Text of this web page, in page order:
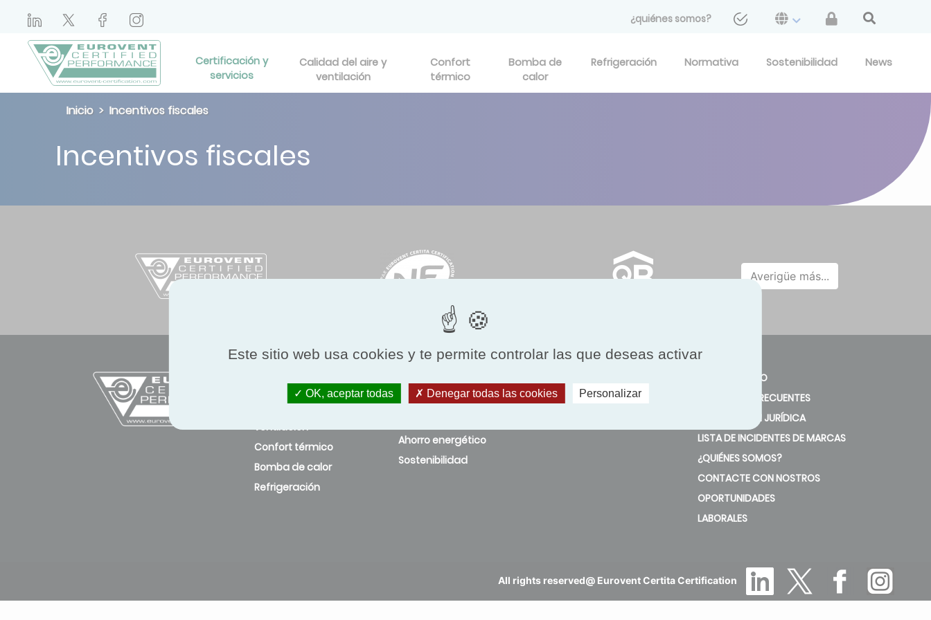
¿quiénes somos?
Certificación y
servicios
Calidad del aire y
ventilación
Confort
térmico
Bomba de
calor
Refrigeración Normativa Sostenibilidad News
Inicio Incentivos fiscales
Incentivos fiscales
Averigüe más...
NAVEGACIÓN
Calidad del aire y
ventilación
Confort térmico
Bomba de calor
Refrigeración
Normativa
Ahorro energético
Sostenibilidad
Noticias
MAPA DEL SITIO
PREGUNTAS FRECUENTES
INFORMACIÓN JURÍDICA
LISTA DE INCIDENTES DE MARCAS
¿QUIÉNES SOMOS?
CONTACTE CON NOSTROS
OPORTUNIDADES
LABORALES
All rights reserved@ Eurovent Certita Certification
Este sitio web usa cookies y te permite controlar las que deseas activar
OK, aceptar todas Denegar todas las cookies Personalizar